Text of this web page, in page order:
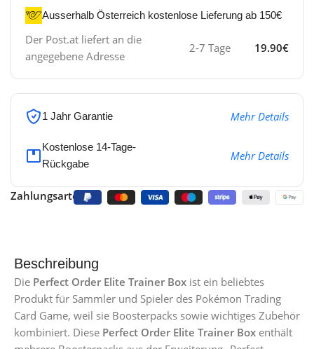
Ausserhalb Österreich kostenlose Lieferung ab 150€
Der Post.at liefert an die
angegebene Adresse
2-7 Tage 19.90€
1 Jahr Garantie Mehr Details
Kostenlose 14-Tage-
Rückgabe
Mehr Details
Zahlungsarten:
Beschreibung
Die Perfect Order Elite Trainer Box ist ein beliebtes
Produkt für Sammler und Spieler des Pokémon Trading
Card Game, weil sie Boosterpacks sowie wichtiges Zubehör
kombiniert. Diese Perfect Order Elite Trainer Box enthält